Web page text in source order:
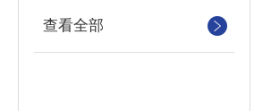
查看全部